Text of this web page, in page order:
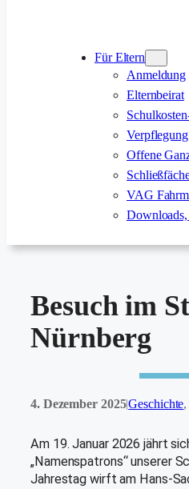
Für Eltern
Anmeldung
Elternbeirat
Verpflegung
Offene
VAG
Besuch im
Nürnberg
4. Dezember 2025|Geschichte,
Am 19. Januar 2026 jährt
„Namenspatrons“ unserer
Jahrestag wirft am Hans-